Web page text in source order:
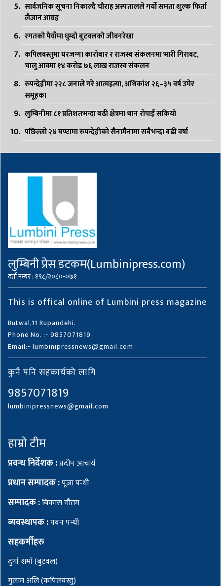
सार्वजनिक सूचना निकाल्दै चौराह अस्पतालले गर्यो समता शुल्क फिर्ता
लैजान आग्रह
रगतको पैयाँमा घुम्दो बुटवलको जीवनरेखा
कपिलवस्तुमा घरजग्गा कारोबार र राजस्व संकलनमा भारी गिरावट,
चालु आवमा १४ करोड ७६ लाख राजस्व संकलन
रुपन्देहीमा २२८ जनाले गरे आत्महत्या, अधिकांश २६–३५ वर्ष उमेर
समूहका
लुम्बिनीमा ८१ प्रतिशतभन्दा बढी क्षेत्रमा धान रोपाइँ सकियो
पछिल्लो २४ घण्टामा रुपन्देहीको सैनामैनामा सबैभन्दा बढी वर्षा
लुम्बिनी प्रेस डटकम(Lumbinipress.com)
दर्ता नम्बर : १९८/२०८०-०७१
This is offical online of Lumbini press magazine
Butwal,11 Rupandehi.
Phone No. :- 9857071819
Email:- lumbinipressnews@gmail.com
कुनै पनि सहकार्यको लागि
9857071819
lumbinipressnews@gmail.com
हाम्रो टीम
प्रवन्ध निर्देशक :प्रदीप आचार्य
प्रधान सम्पादक :पूजा पन्थी
सम्पादक :बिकास गौतम
ब्यवस्थापक :पवन पन्थी
सहकर्मीहरु
दुर्गा शर्मा (बुटवल)
गुलाम अलि (कपिलवस्तु)